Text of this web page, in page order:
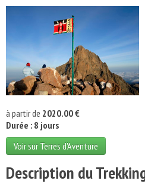
Destinations
Acteurs
Thèmes
à partir de 2020.00 €
Durée : 8 jours
Voir sur Terres d'Aventure
Description du